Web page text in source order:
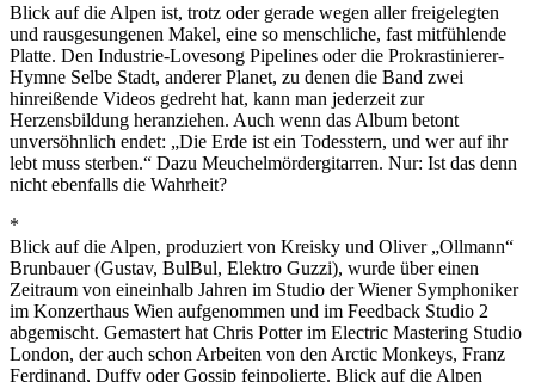
Blick auf die Alpen ist, trotz oder gerade wegen aller freigelegten
und rausgesungenen Makel, eine so menschliche, fast mitfühlende
Platte. Den Industrie-Lovesong Pipelines oder die Prokrastinierer-
Hymne Selbe Stadt, anderer Planet, zu denen die Band zwei
hinreißende Videos gedreht hat, kann man jederzeit zur
Herzensbildung heranziehen. Auch wenn das Album betont
unversöhnlich endet: „Die Erde ist ein Todesstern, und wer auf ihr
lebt muss sterben.“ Dazu Meuchelmördergitarren. Nur: Ist das denn
nicht ebenfalls die Wahrheit?
*
Blick auf die Alpen, produziert von Kreisky und Oliver „Ollmann“
Brunbauer (Gustav, BulBul, Elektro Guzzi), wurde über einen
Zeitraum von eineinhalb Jahren im Studio der Wiener Symphoniker
im Konzerthaus Wien aufgenommen und im Feedback Studio 2
abgemischt. Gemastert hat Chris Potter im Electric Mastering Studio
London, der auch schon Arbeiten von den Arctic Monkeys, Franz
Ferdinand, Duffy oder Gossip feinpolierte. Blick auf die Alpen